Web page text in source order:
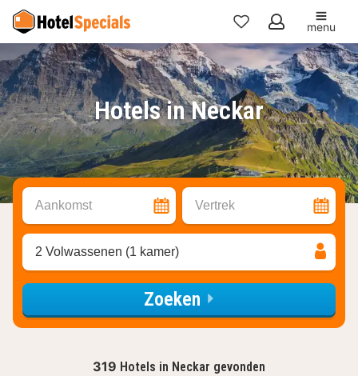
Mijn
favorieten
menu
Hotels in Neckar
Aankomst Vertrek
2 Volwassenen (1 kamer)
Zoeken
319 Hotels in Neckar gevonden